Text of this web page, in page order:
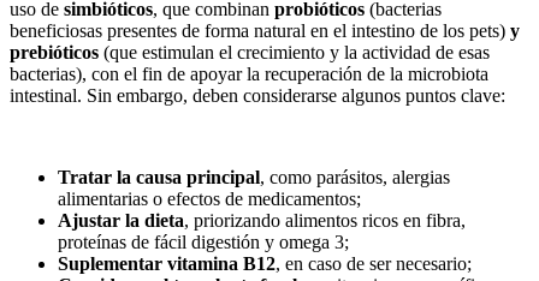
uso de simbióticos, que combinan probióticos (bacterias
beneficiosas presentes de forma natural en el intestino de los pets) y
prebióticos (que estimulan el crecimiento y la actividad de esas
bacterias), con el fin de apoyar la recuperación de la microbiota
intestinal. Sin embargo, deben considerarse algunos puntos clave:
Tratar la causa principal, como parásitos, alergias
alimentarias o efectos de medicamentos;
Ajustar la dieta, priorizando alimentos ricos en fibra,
proteínas de fácil digestión y omega 3;
Suplementar vitamina B12, en caso de ser necesario;